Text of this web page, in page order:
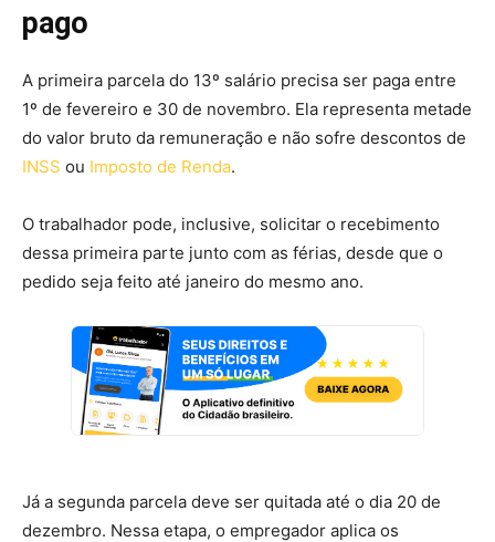
pago
A primeira parcela do 13º salário precisa ser paga entre
1º de fevereiro e 30 de novembro. Ela representa metade
do valor bruto da remuneração e não sofre descontos de
INSS ou Imposto de Renda.
O trabalhador pode, inclusive, solicitar o recebimento
dessa primeira parte junto com as férias, desde que o
pedido seja feito até janeiro do mesmo ano.
Já a segunda parcela deve ser quitada até o dia 20 de
dezembro. Nessa etapa, o empregador aplica os